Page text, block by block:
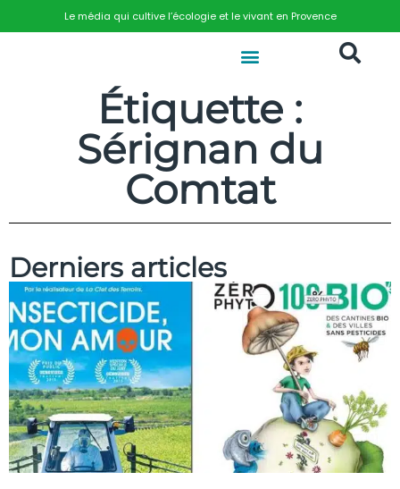
Le média qui cultive l’écologie et le vivant en Provence
Étiquette :
Sérignan du
Comtat
Derniers articles